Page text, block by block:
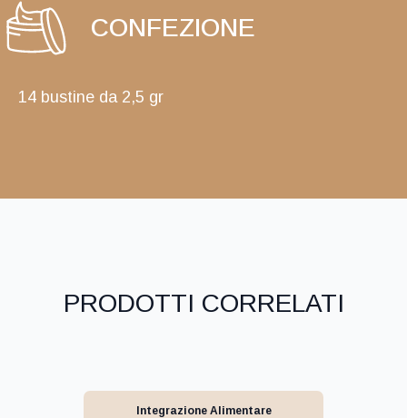
CONFEZIONE
14 bustine da 2,5 gr
PRODOTTI CORRELATI
Integrazione Alimentare